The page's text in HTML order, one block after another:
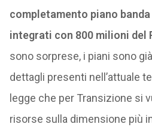
completamento piano
integrati con 800 milioni del
sono sorprese, i piani sono
dettagli presenti nell’attuale
legge che per Transizione si
risorse sulla dimensione più